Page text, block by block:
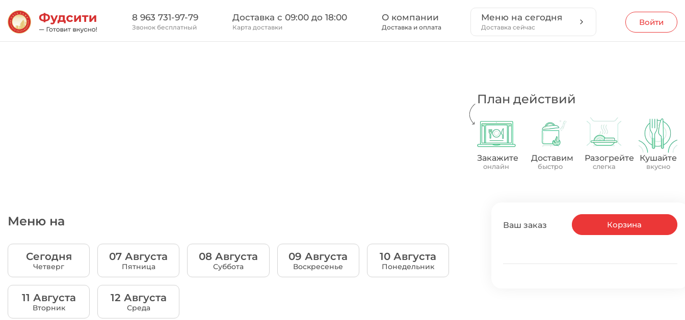
8 963 731-97-79
Звонок бесплатный
Доставка c 09:00 до 18:00
Карта доставки
О компании
Доставка и оплата
Меню на сегодня
Доставка сейчас
Войти
План действий
Закажите
онлайн
Доставим
быстро
Разогрейте
слегка
Кушайте
вкусно
Меню на
Сегодня
Четверг
07 Августа
Пятница
08 Августа
Суббота
09 Августа
Воскресенье
10 Августа
Понедельник
11 Августа
Вторник
12 Августа
Среда
Корзина
Ваш заказ